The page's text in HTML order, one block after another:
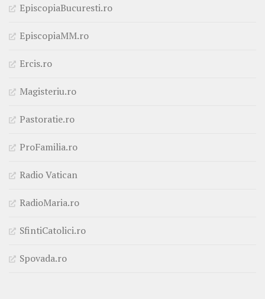
EpiscopiaBucuresti.ro
EpiscopiaMM.ro
Ercis.ro
Magisteriu.ro
Pastoratie.ro
ProFamilia.ro
Radio Vatican
RadioMaria.ro
SfintiCatolici.ro
Spovada.ro